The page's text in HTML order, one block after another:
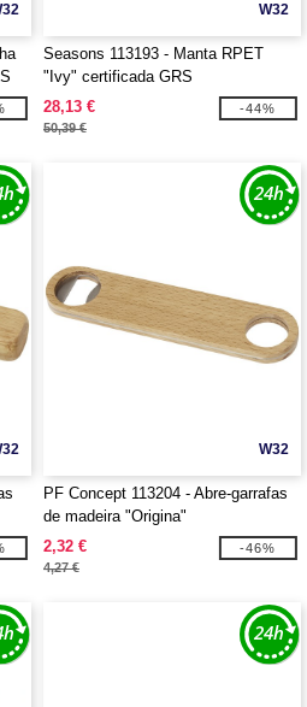
W32
Seasons 113193 - Manta RPET
"Ivy" certificada GRS
28,13 €
50,39 €
-44%
W32
PF Concept 113204 - Abre-garrafas
de madeira "Origina"
2,32 €
4,27 €
-46%